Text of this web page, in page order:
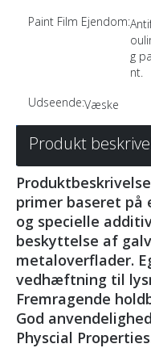
Paint Film Ejendom:
g
nt.
Udseende:Væske
Produkt
primer baseret på
og specielle
beskyttelse af
metaloverflader.
vedhæftning til
Fremragende
God
Physcial